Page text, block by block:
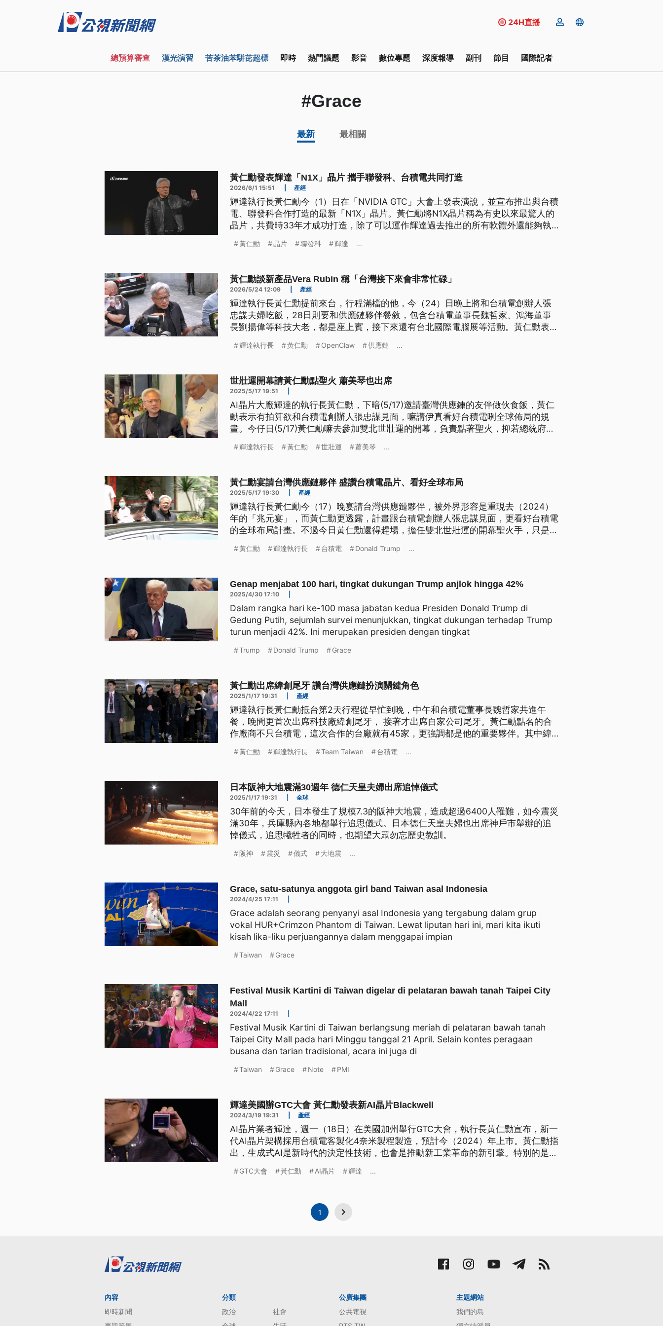
24H直播
總預算審查 漢光演習 苦茶油苯駢芘超標 即時 熱門議題 影音 數位專題 深度報導 副刊 節目 國際記者
#Grace
最新 最相關
黃仁勳發表輝達「N1X」晶片 攜手聯發科、台積電共同打造
2026/6/1 15:51 產經
輝達執行長黃仁勳今（1）日在「NVIDIA GTC」大會上發表演說，並宣布推出與台積
電、聯發科合作打造的最新「N1X」晶片。黃仁勳將N1X晶片稱為有史以來最驚人的
晶片，共費時33年才成功打造，除了可以運作輝達過去推出的所有軟體外還能夠執
域需求。
黃仁勳 晶片 聯發科 輝達 ...
黃仁勳談新產品Vera Rubin 稱「台灣接下來會非常忙碌」
2026/5/24 12:09 產經
輝達執行長黃仁勳提前來台，行程滿檔的他，今（24）日晚上將和台積電創辦人張
忠謀夫婦吃飯，28日則要和供應鏈夥伴餐敘，包含台積電董事長魏哲家、鴻海董事
長劉揚偉等科技大老，都是座上賓，接下來還有台北國際電腦展等活動。黃仁勳表
家生態系夥伴一起打造，台灣接下來會非常忙碌。
輝達執行長 黃仁勳 OpenClaw 供應鏈 ...
世壯運開幕請黃仁勳點聖火 蕭美琴也出席
2025/5/17 19:51
AI晶片大廠輝達的執行長黃仁勳，下暗(5/17)邀請臺灣供應鍊的友伴做伙食飯，黃仁
勳表示有拍算欲和台積電創辦人張忠謀見面，嘛講伊真看好台積電咧全球佈局的規
畫。今仔日(5/17)黃仁勳嘛去參加雙北世壯運的開幕，負責點著聖火，抑若總統府表
輝達執行長 黃仁勳 世壯運 蕭美琴 ...
黃仁勳宴請台灣供應鏈夥伴 盛讚台積電晶片、看好全球布局
2025/5/17 19:30 產經
輝達執行長黃仁勳今（17）晚宴請台灣供應鏈夥伴，被外界形容是重現去（2024）
年的「兆元宴」，而黃仁勳更透露，計畫跟台積電創辦人張忠謀見面，更看好台積電
的全球布局計畫。不過今日黃仁勳還得趕場，擔任雙北世壯運的開幕聖火手，只是在
黃仁勳 輝達執行長 台積電 Donald Trump ...
Genap menjabat 100 hari, tingkat dukungan Trump anjlok hingga 42%
2025/4/30 17:10
Dalam rangka hari ke-100 masa jabatan kedua Presiden Donald Trump di
Gedung Putih, sejumlah survei menunjukkan, tingkat dukungan terhadap Trump
turun menjadi 42%. Ini merupakan presiden dengan tingkat
Trump Donald Trump Grace
黃仁勳出席緯創尾牙 讚台灣供應鏈扮演關鍵角色
2025/1/17 19:31 產經
輝達執行長黃仁勳抵台第2天行程從早忙到晚，中午和台積電董事長魏哲家共進午
餐，晚間更首次出席科技廠緯創尾牙， 接著才出席自家公司尾牙。黃仁勳點名的合
作廠商不只台積電，這次合作的台廠就有45家，更強調都是他的重要夥伴。其中緯
被視為要尋找亞洲總部甚至研發中心的地點，將會帶動台灣半導體產業發展。
黃仁勳 輝達執行長 Team Taiwan 台積電 ...
日本阪神大地震滿30週年 德仁天皇夫婦出席追悼儀式
2025/1/17 19:31 全球
30年前的今天，日本發生了規模7.3的阪神大地震，造成超過6400人罹難，如今震災
滿30年，兵庫縣內各地都舉行追思儀式。日本德仁天皇夫婦也出席神戶市舉辦的追
悼儀式，追思犧牲者的同時，也期望大眾勿忘歷史教訓。
阪神 震災 儀式 大地震 ...
Grace, satu-satunya anggota girl band Taiwan asal Indonesia
2024/4/25 17:11
Grace adalah seorang penyanyi asal Indonesia yang tergabung dalam grup
vokal HUR+Crimzon Phantom di Taiwan. Lewat liputan hari ini, mari kita ikuti
kisah lika-liku perjuangannya dalam menggapai impian
Taiwan Grace
Festival Musik Kartini di Taiwan digelar di pelataran bawah tanah Taipei City
Mall
2024/4/22 17:11
Festival Musik Kartini di Taiwan berlangsung meriah di pelataran bawah tanah
Taipei City Mall pada hari Minggu tanggal 21 April. Selain kontes peragaan
busana dan tarian tradisional, acara ini juga di
Taiwan Grace Note PMI
輝達美國辦GTC大會 黃仁勳發表新AI晶片Blackwell
2024/3/19 19:31 產經
AI晶片業者輝達，週一（18日）在美國加州舉行GTC大會，執行長黃仁勳宣布，新一
代AI晶片架構採用台積電客製化4奈米製程製造，預計今（2024）年上市。黃仁勳指
出，生成式AI是新時代的決定性技術，也會是推動新工業革命的新引擎。特別的是，
GTC大會 黃仁勳 AI晶片 輝達 ...
1
內容
即時新聞
分類
政治
社會
公廣集團
公共電視
主題網站
我們的島